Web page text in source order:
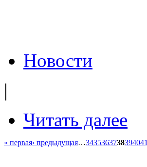
Новости
|
Читать далее
« первая‹ предыдущая…3435363738394041